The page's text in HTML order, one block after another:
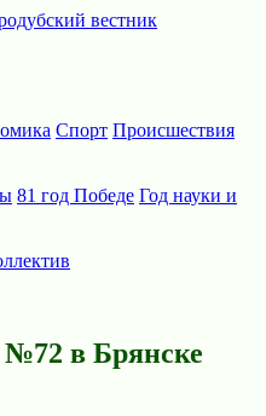
Спорт Происшествия
81 год Победе Год науки и
в Брянске